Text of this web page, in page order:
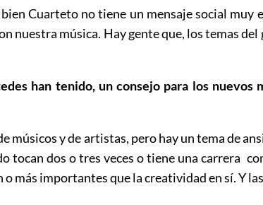
Cuarteto no tiene un mensaje social
nuestra música. Hay gente que, los temas
han tenido, un consejo para los nuevos
músicos y de artistas, pero hay un tema de
tocan dos o tres veces o tiene una carrera
más importantes que la creatividad en sí. Y